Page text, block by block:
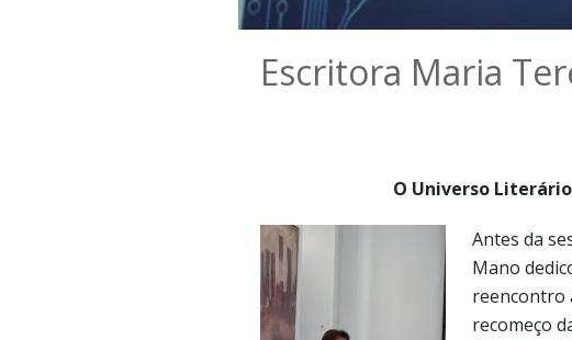
Escritora Maria
O Universo Literário
Antes da
Mano
reencontro
recomeço